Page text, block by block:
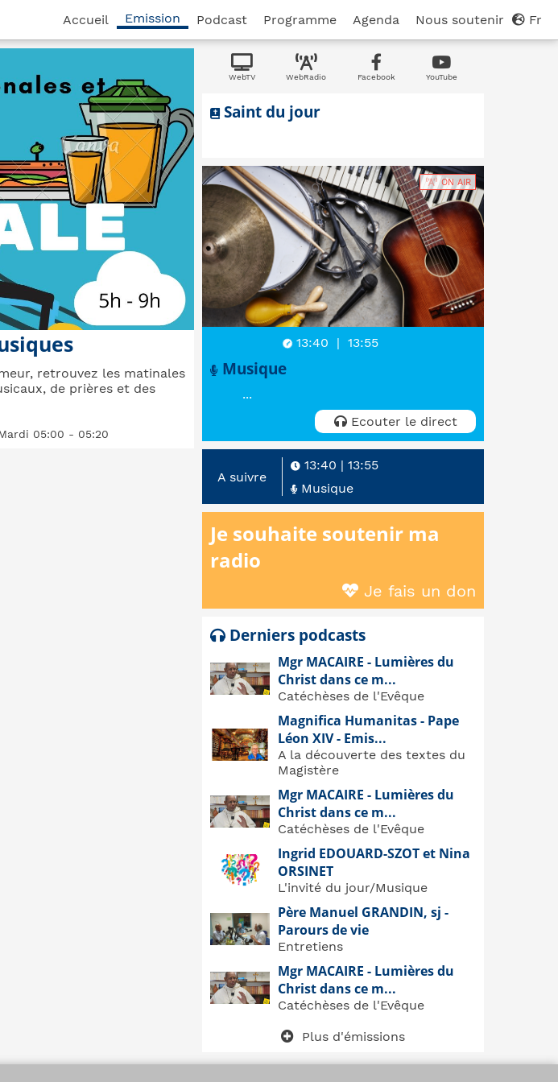
Accueil Emission Podcast Programme Agenda Nous soutenir Fr
retrouvez les matinales
de prières et des
05:00 - 05:20
WebTV WebRadio Facebook YouTube
Saint du jour
ON AIR
13:40 | 13:55
Musique
...
Ecouter le direct
A suivre
13:40 | 13:55
Musique
Je souhaite soutenir ma
radio
Je fais un don
Derniers podcasts
Mgr MACAIRE - Lumières du
Christ dans ce m...
Catéchèses de l'Evêque
Magnifica Humanitas - Pape
Léon XIV - Emis...
A la découverte des textes du
Magistère
Mgr MACAIRE - Lumières du
Christ dans ce m...
Catéchèses de l'Evêque
Ingrid EDOUARD-SZOT et Nina
ORSINET
L'invité du jour/Musique
Père Manuel GRANDIN, sj -
Parours de vie
Entretiens
Mgr MACAIRE - Lumières du
Christ dans ce m...
Catéchèses de l'Evêque
Plus d'émissions